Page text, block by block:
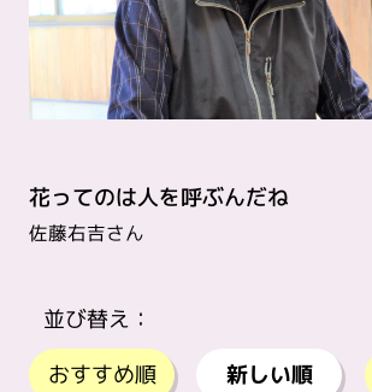
花ってのは人を呼ぶんだね
佐藤右吉さん
並び替え：
おすすめ順
新しい順